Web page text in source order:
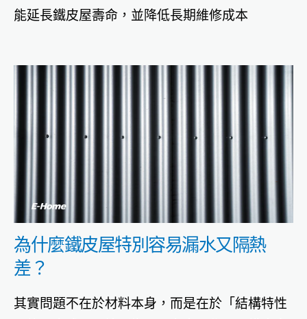
能延長鐵皮屋壽命，並降低長期維修成本
為什麼鐵皮屋特別容易漏水又隔熱
差？
其實問題不在於材料本身，而是在於「結構特性